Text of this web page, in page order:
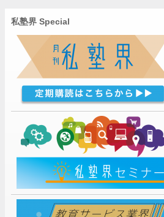
私塾界 Special